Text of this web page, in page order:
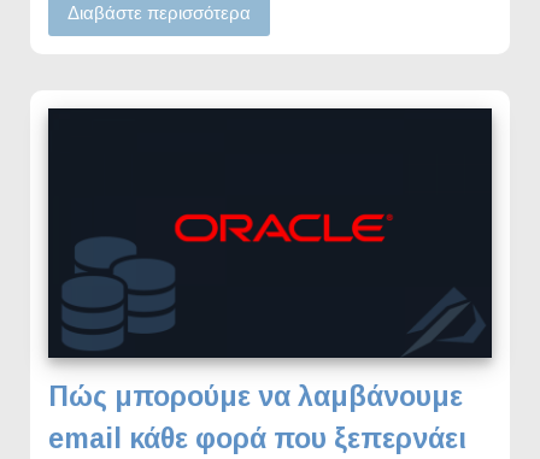
Διαβάστε περισσότερα
Πώς μπορούμε να λαμβάνουμε
email κάθε φορά που ξεπερνάει